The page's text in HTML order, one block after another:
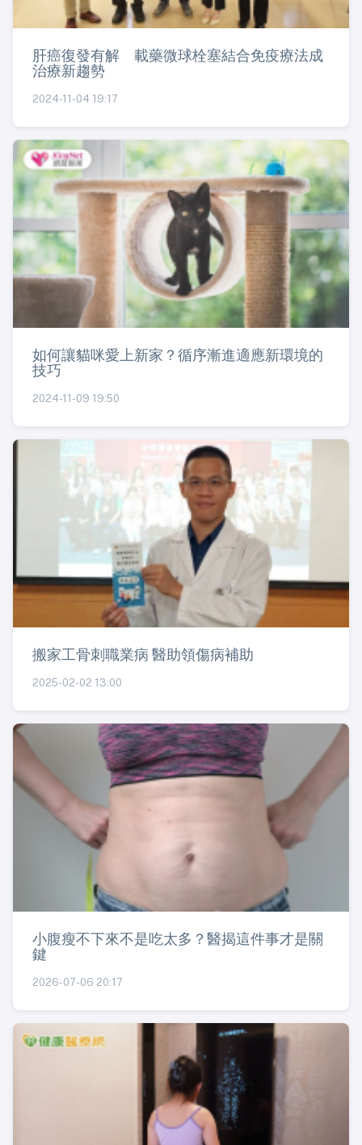
肝癌復發有解 載藥微球栓塞結合免疫療法成
治療新趨勢
2024-11-04 19:17
如何讓貓咪愛上新家？循序漸進適應新環境的
技巧
2024-11-09 19:50
搬家工骨刺職業病 醫助領傷病補助
2025-02-02 13:00
小腹瘦不下來不是吃太多？醫揭這件事才是關
鍵
2026-07-06 20:17